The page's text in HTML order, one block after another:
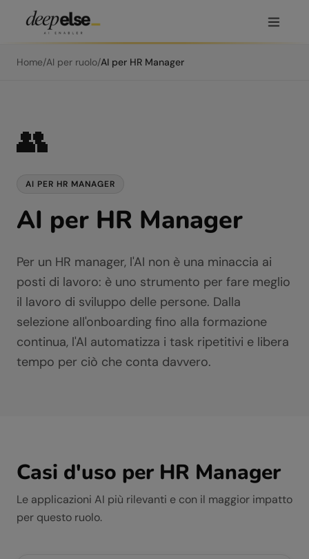
Home/AI per ruolo/AI per HR Manager
👥
AI PER HR MANAGER
AI per HR Manager
Per un HR manager, l'AI non è una minaccia ai
posti di lavoro: è uno strumento per fare meglio
il lavoro di sviluppo delle persone. Dalla
selezione all'onboarding fino alla formazione
continua, l'AI automatizza i task ripetitivi e libera
tempo per ciò che conta davvero.
Casi d'uso per HR Manager
Le applicazioni AI più rilevanti e con il maggior impatto
per questo ruolo.